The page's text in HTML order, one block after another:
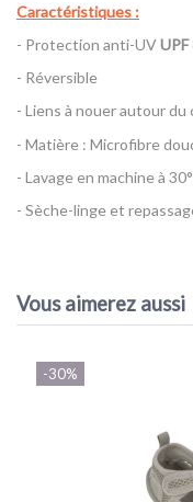
Caractéristiques :
- Protection anti-UVUPF
- Réversible
- Liens à nouer autour du
- Matière : Microfibre
- Lavage en machine à
- Sèche-linge et
VOIR
Sandra B.
Vous aimerez aussi
-30%